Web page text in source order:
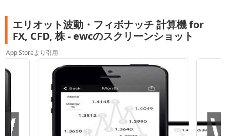
エリオット波動・フィボナッチ 計算機 for
FX, CFD, 株 - ewcのスクリーンショット
App Storeより引用